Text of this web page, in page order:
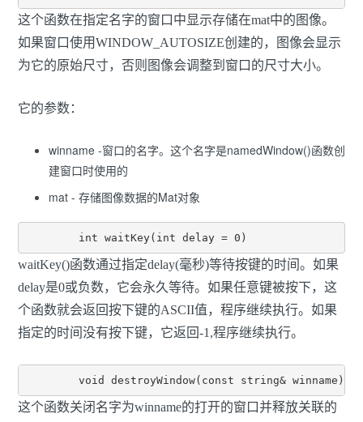
这个函数在指定名字的窗口中显示存储在mat中的图像。
如果窗口使用WINDOW_AUTOSIZE创建的，图像会显示
为它的原始尺寸，否则图像会调整到窗口的尺寸大小。
它的参数：
winname -窗口的名字。这个名字是namedWindow()函数创
建窗口时使用的
mat - 存储图像数据的Mat对象
        int waitKey(int delay = 0)
waitKey()函数通过指定delay(毫秒)等待按键的时间。如果
delay是0或负数，它会永久等待。如果任意键被按下，这
个函数就会返回按下键的ASCII值，程序继续执行。如果
指定的时间没有按下键，它返回-1,程序继续执行。
	void destroyWindow(const string& winname)
这个函数关闭名字为winname的打开的窗口并释放关联的